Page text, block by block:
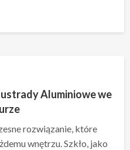
Aluminiowe we
rozwiązanie, które
wnętrzu. Szkło, jako